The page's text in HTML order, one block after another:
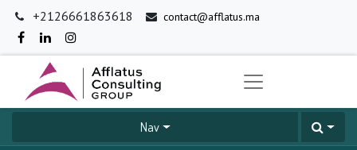
+2126661863618 contact@afflatus.ma
Nav